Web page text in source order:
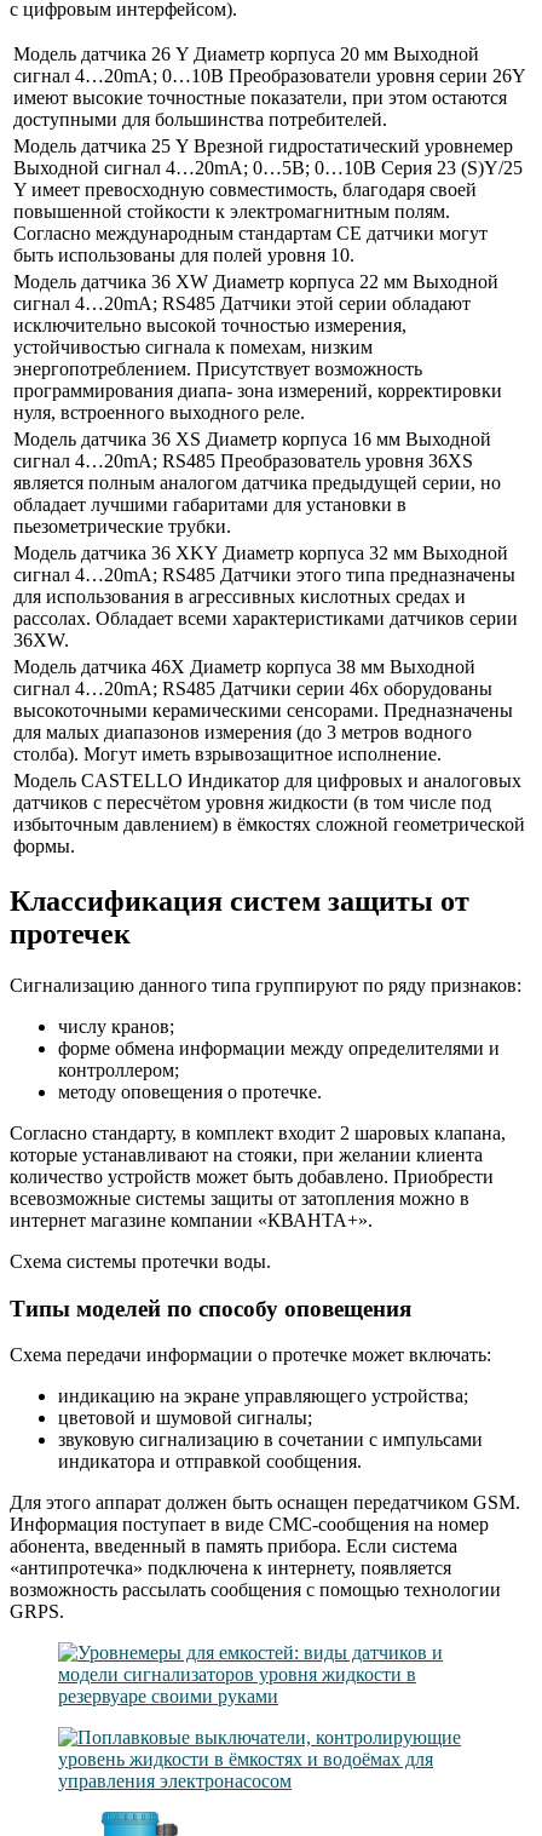
с цифровым интерфейсом).
Модель датчика 26 Y Диаметр корпуса 20 мм Выходной
сигнал 4…20mA; 0…10B Преобразователи уровня серии 26Y
имеют высокие точностные показатели, при этом остаются
доступными для большинства потребителей.
Модель датчика 25 Y Врезной гидростатический уровнемер
Выходной сигнал 4…20mA; 0…5В; 0…10B Серия 23 (S)Y/25
Y имеет превосходную совместимость, благодаря своей
повышенной стойкости к электромагнитным полям.
Согласно международным стандартам CE датчики могут
быть использованы для полей уровня 10.
Модель датчика 36 XW Диаметр корпуса 22 мм Выходной
сигнал 4…20mA; RS485 Датчики этой серии обладают
исключительно высокой точностью измерения,
устойчивостью сигнала к помехам, низким
энергопотреблением. Присутствует возможность
программирования диапа- зона измерений, корректировки
нуля, встроенного выходного реле.
Модель датчика 36 XS Диаметр корпуса 16 мм Выходной
сигнал 4…20mA; RS485 Преобразователь уровня 36XS
является полным аналогом датчика предыдущей серии, но
обладает лучшими габаритами для установки в
пьезометрические трубки.
Модель датчика 36 XKY Диаметр корпуса 32 мм Выходной
сигнал 4…20mA; RS485 Датчики этого типа предназначены
для использования в агрессивных кислотных средах и
рассолах. Обладает всеми характеристиками датчиков серии
36XW.
Модель датчика 46X Диаметр корпуса 38 мм Выходной
сигнал 4…20mA; RS485 Датчики серии 46x оборудованы
высокоточными керамическими сенсорами. Предназначены
для малых диапазонов измерения (до 3 метров водного
столба). Могут иметь взрывозащитное исполнение.
Модель CASTELLO Индикатор для цифровых и аналоговых
датчиков с пересчётом уровня жидкости (в том числе под
избыточным давлением) в ёмкостях сложной геометрической
формы.
Классификация систем защиты от
протечек
Сигнализацию данного типа группируют по ряду признаков:
числу кранов;
форме обмена информации между определителями и
контроллером;
методу оповещения о протечке.
Согласно стандарту, в комплект входит 2 шаровых клапана,
которые устанавливают на стояки, при желании клиента
количество устройств может быть добавлено. Приобрести
всевозможные системы защиты от затопления можно в
интернет магазине компании «КВАНТА+».
Схема системы протечки воды.
Типы моделей по способу оповещения
Схема передачи информации о протечке может включать:
индикацию на экране управляющего устройства;
цветовой и шумовой сигналы;
звуковую сигнализацию в сочетании с импульсами
индикатора и отправкой сообщения.
Для этого аппарат должен быть оснащен передатчиком GSM.
Информация поступает в виде СМС-сообщения на номер
абонента, введенный в память прибора. Если система
«антипротечка» подключена к интернету, появляется
возможность рассылать сообщения с помощью технологии
GRPS.